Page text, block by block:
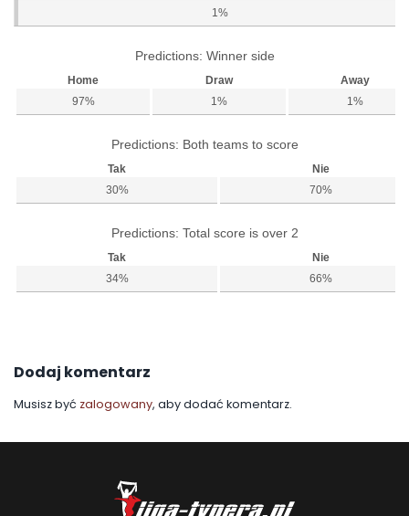
1%
Predictions: Winner side
Home Draw
Away
97%
1% 1%
Predictions: Both teams to score
Tak
Nie
30%
70%
Predictions: Total score is over 2
Tak
Nie
34%
66%
Dodaj komentarz
Musisz być zalogowany, aby dodać komentarz.